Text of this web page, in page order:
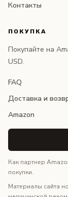
Контакты
ПОКУПКА
Покупайте на
USD.
FAQ
Доставка и
Amazon
Как партнер
покупки.
Материалы сайта